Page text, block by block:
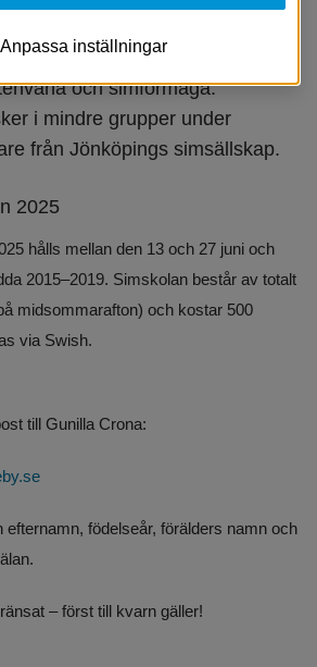
sommarsimskola för barn
och simförmåga.
i mindre grupper under
från Jönköpings simsällskap.
2025
hålls mellan den 13 och 27 juni och
2015–2019. Simskolan består av totalt
midsommarafton) och kostar 500
via Swish.
till Gunilla Crona:
efternamn, födelseår, förälders namn och
– först till kvarn gäller!
Anpassa inställningar